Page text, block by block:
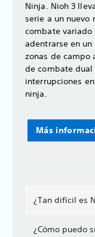
Ninja. Nioh 3
serie a un nuevo
combate
adentrarse en
zonas de campo
de combate
interrupciones
ninja.
Más
¿Tan difícil es
¿Cómo puedo